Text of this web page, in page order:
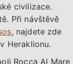
civilizace.
Při návštěvě
, najdete zde
Heraklionu.
Rocca Al Mare